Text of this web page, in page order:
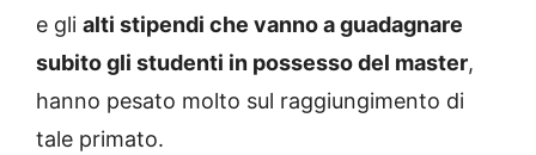
e gli alti stipendi che vanno a guadagnare
subito gli studenti in possesso del master,
hanno pesato molto sul raggiungimento di
tale primato.